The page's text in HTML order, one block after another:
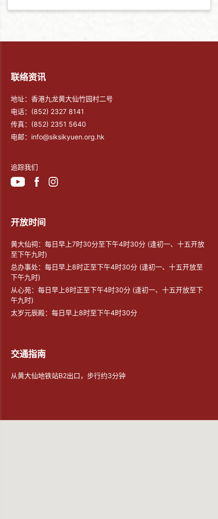
联络资讯
地址：香港九龙黄大仙竹园村二号
电话： (852) 2327 8141
传真： (852) 2351 5640
电邮： info@siksikyuen.org.hk
追踪我们
开放时间
黄大仙祠：每日早上7时30分至下午4时30分 (逢初一、十五开放
至下午九时)
总办事处：每日早上8时正至下午4时30分 (逢初一、十五开放至
下午九时)
从心苑：每日早上8时正至下午4时30分 (逢初一、十五开放至下
午九时)
太岁元辰殿：每日早上8时至下午4时30分
交通指南
从黄大仙地铁站B2出口，步行约3分钟